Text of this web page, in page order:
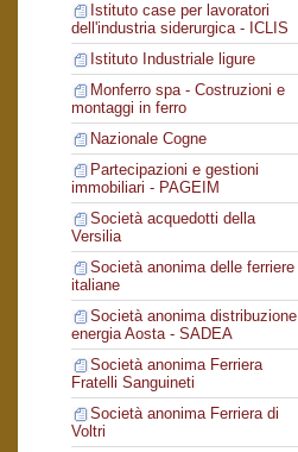
Istituto case per lavoratori
dell'industria siderurgica - ICLIS
Istituto Industriale ligure
Monferro spa - Costruzioni e
montaggi in ferro
Nazionale Cogne
Partecipazioni e gestioni
immobiliari - PAGEIM
Società acquedotti della
Versilia
Società anonima delle ferriere
italiane
Società anonima distribuzione
energia Aosta - SADEA
Società anonima Ferriera
Fratelli Sanguineti
Società anonima Ferriera di
Voltri